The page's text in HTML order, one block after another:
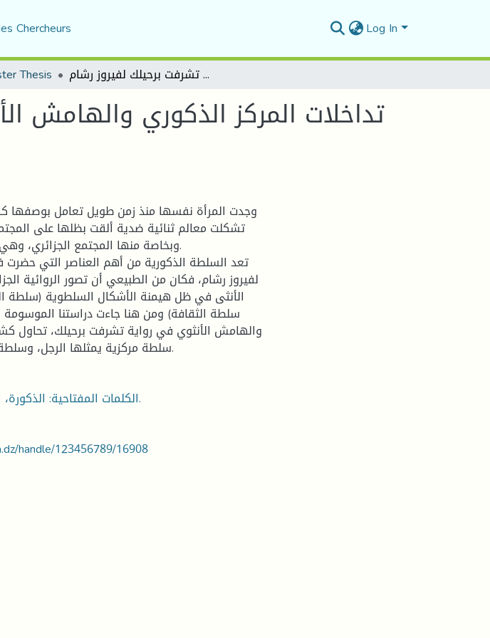
Chercheurs Log In
Thesis تداخلات المركز الذكوري والهامش الأنثوي في رواية تشرفت برحيلك لفيروز رشام
تداخلات المركز الذكوري والهامش
وجدت المرأة نفسها منذ زمن طويل تعامل بوصفها
تشكلت معالم ثنائية ضدية ألقت بظلها على
وبخاصة منها المجتمع الجزائري، وهي
تعد السلطة الذكورية من أهم العناصر التي
لفيروز رشام، فكان من الطبيعي أن تصور الروائية
الأنثى في ظل هيمنة الأشكال السلطوية (سلطة
سلطة الثقافة) ومن هنا جاءت دراستنا الموسومة
والهامش الأنثوي في رواية تشرفت برحيلك، تحاول
سلطة مركزية يمثلها الرجل، وسلطة هامشية تمثلها المرأة.
الكلمات المفتاحية: الذكورة، الأنوثة، الهامش، المركز.
handle/123456789/16908